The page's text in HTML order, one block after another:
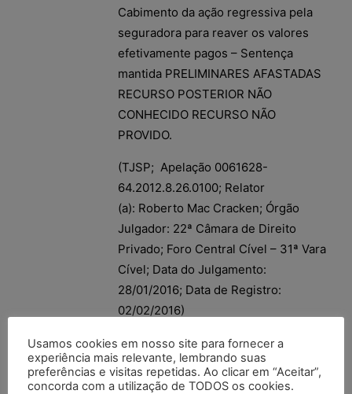
Cabimento da ação regressiva pela
seguradora para reaver os valores
efetivamente pagos – Sentença
mantida PRELIMINARES AFASTADAS
RECURSO POSTERIOR NÃO
CONHECIDO RECURSO NÃO
PROVIDO.
(TJSP; Apelação 0061628-
64.2012.8.26.0100; Relator
(a): Roberto Mac Cracken; Órgão
Julgador: 22ª Câmara de Direito
Privado; Foro Central Cível – 31ª Vara
Cível; Data do Julgamento:
28/01/2016; Data de Registro:
02/02/2016)
Usamos cookies em nosso site para fornecer a
experiência mais relevante, lembrando suas
preferências e visitas repetidas. Ao clicar em “Aceitar”,
concorda com a utilização de TODOS os cookies.